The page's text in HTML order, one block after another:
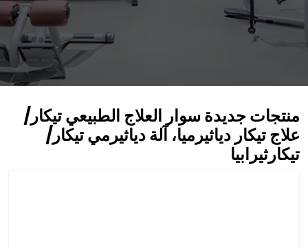
منتجات جديدة سوار العلاج الطبيعي تيكار/
علاج تيكار دياثيرميا، آلة دياثيرمي تيكار/
تيكارثيرابيا